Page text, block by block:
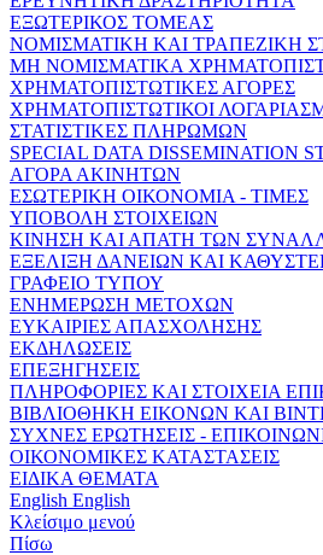
ΕΞΩΤΕΡΙΚΟΣ ΤΟΜΕΑΣ
ΝΟΜΙΣΜΑΤΙΚΗ ΚΑΙ ΤΡΑΠΕΖΙΚΗ
ΜΗ ΝΟΜΙΣΜΑΤΙΚΑ
ΧΡΗΜΑΤΟΠΙΣΤΩΤΙΚΕΣ ΑΓΟΡΕΣ
ΧΡΗΜΑΤΟΠΙΣΤΩΤΙΚΟΙ
ΣΤΑΤΙΣΤΙΚΕΣ ΠΛΗΡΩΜΩΝ
SPECIAL DATA DISSEMINATION
ΑΓΟΡΑ ΑΚΙΝΗΤΩΝ
ΕΣΩΤΕΡΙΚΗ ΟΙΚΟΝΟΜΙΑ - ΤΙΜΕΣ
ΥΠΟΒΟΛΗ ΣΤΟΙΧΕΙΩΝ
ΚΙΝΗΣΗ ΚΑΙ ΑΠΑΤΗ ΤΩΝ
ΕΞΕΛΙΞΗ ΔΑΝΕΙΩΝ ΚΑΙ
ΓΡΑΦΕΙΟ ΤΥΠΟΥ
ΕΝΗΜΕΡΩΣΗ ΜΕΤΟΧΩΝ
ΕΥΚΑΙΡΙΕΣ ΑΠΑΣΧΟΛΗΣΗΣ
ΕΚΔΗΛΩΣΕΙΣ
ΕΠΕΞΗΓΗΣΕΙΣ
ΠΛΗΡΟΦΟΡΙΕΣ ΚΑΙ ΣΤΟΙΧΕΙΑ
ΒΙΒΛΙΟΘΗΚΗ ΕΙΚΟΝΩΝ ΚΑΙ
ΣΥΧΝΕΣ ΕΡΩΤΗΣΕΙΣ -
ΟΙΚΟΝΟΜΙΚΕΣ ΚΑΤΑΣΤΑΣΕΙΣ
ΕΙΔΙΚΑ ΘΕΜΑΤΑ
English English
Κλείσιμο μενού
Πίσω